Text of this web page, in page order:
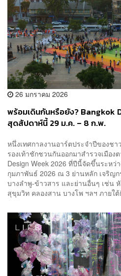
26 มกราคม 2026
พร้อมเดินกันหรือยัง? Bangkok
สุดสัปดาห์นี้ 29 ม.ค. – 8 ก.พ.
หนึ่งเทศกาลงานอาร์ตประจำปีของช
รองเท้าชักชวนกันออกมาสำรวจเมือง
Design Week 2026 ที่ปีนี้จัดขึ้นระหว่
กุมภาพันธ์ 2026 ณ 3 ย่านหลัก เจริญ
บางลำพู-ข้าวสาร และย่านอื่นๆ เช่น
สุขุมวิท คลองสาน บางโพ ฯลฯ ภายใต้